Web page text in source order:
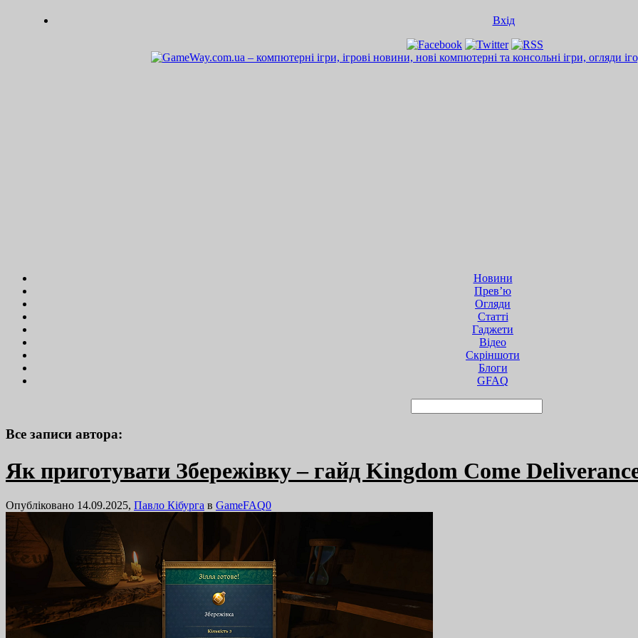
Вхід
Новини
Прев’ю
Огляди
Статті
Гаджети
Відео
Cкріншоти
Блоги
GFAQ
Все записи автора:
Як приготувати Збережівку – гайд Kingdom Come
Опубліковано 14.09.2025, Павло Кібурга в GameFAQ0